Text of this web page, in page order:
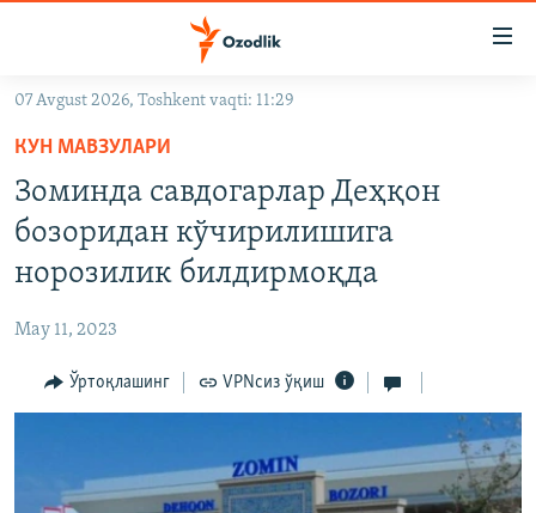
Асосий
навигацияга
ўтинг
Қидиришга
ўтинг
OZODARXIV
На русском
ИЖТИМОИЙ ТАРМОҚЛАР
Озодлик бошқа тилларда
07 Avgust 2026, Toshkent vaqti: 11:29
КУН МАВЗУЛАРИ
Зоминда савдогарлар Деҳқон
бозоридан кўчирилишига
норозилик билдирмоқда
May 11, 2023
Ўртоқлашинг VPNсиз ўқиш